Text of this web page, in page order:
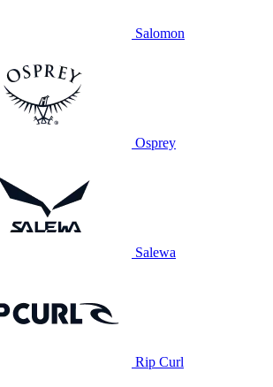
Salomon
Osprey
Salewa
Rip Curl